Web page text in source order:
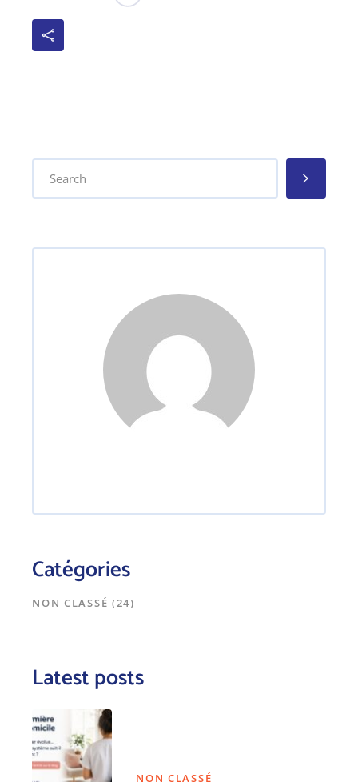
Catégories
NON CLASSÉ (24)
Latest posts
NON CLASSÉ